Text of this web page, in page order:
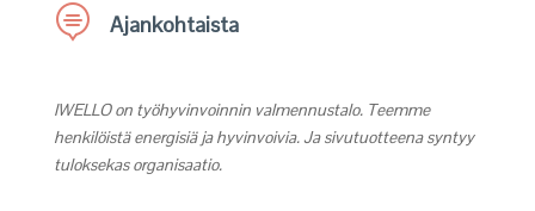
 Ajankohtaista
IWELLO on työhyvinvoinnin valmennustalo. Teemme
henkilöistä energisiä ja hyvinvoivia. Ja sivutuotteena syntyy
tuloksekas organisaatio.